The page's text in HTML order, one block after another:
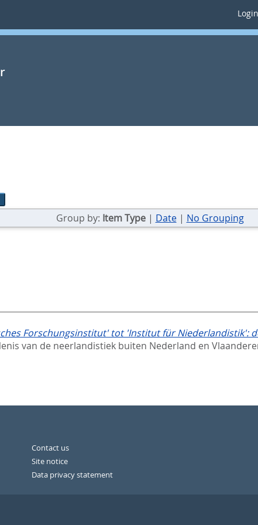
Login
Group by: Item Type| Date| No Grouping
Forschungsinstitut' tot 'Institut für Niederlandistik':
van de neerlandistiek buiten Nederland en
Contact us
Site notice
Data privacy statement